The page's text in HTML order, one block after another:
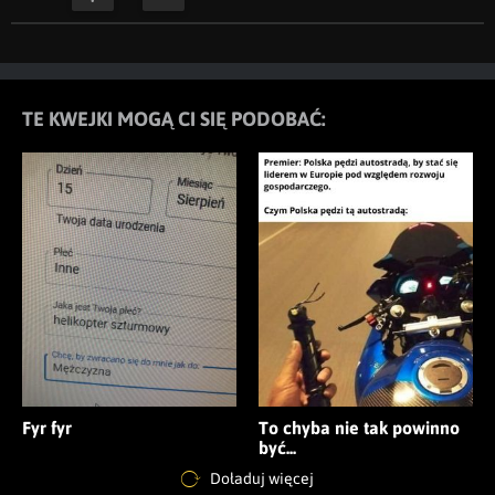
TE KWEJKI MOGĄ CI SIĘ PODOBAĆ:
Fyr fyr
To chyba nie tak powinno
być...
Doładuj więcej